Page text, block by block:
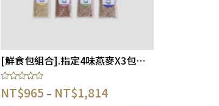
[鮮食包組合].指定4味燕麥X3包營養均衡組合 – 狗適合
評
分
NT$965 – NT$1,814